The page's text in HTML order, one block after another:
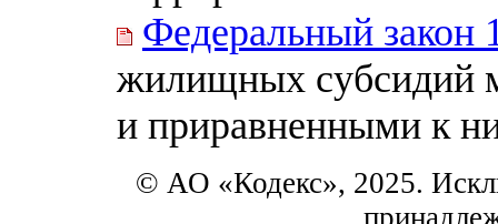
Федеральный закон
жилищных субсидий
и приравненными к
© АО «Кодекс», 2025.